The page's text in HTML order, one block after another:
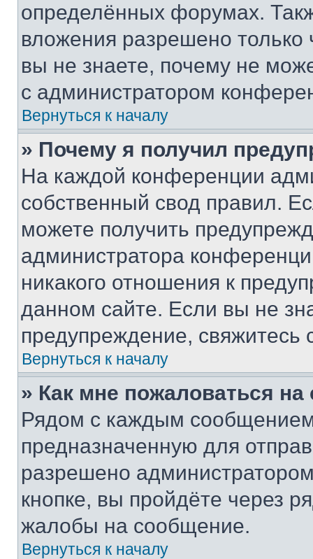
определённых форумах.
вложения разрешено
вы не знаете, почему не
с администратором
Вернуться к началу
» Почему я получил
На каждой конференции
собственный свод правил.
можете получить
администратора
никакого отношения к
данном сайте. Если вы не
предупреждение,
Вернуться к началу
» Как мне пожаловаться
Рядом с каждым сообщением
предназначенную для
разрешено
кнопке, вы пройдёте через
жалобы на сообщение.
Вернуться к началу